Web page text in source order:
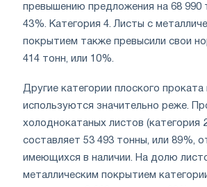
превышению предложения на 68 990
43%. Категория 4. Листы с
покрытием также превысили свои
414 тонн, или 10%.
Другие категории плоского
используются значительно реже.
холоднокатаных листов (категория
составляет 53 493 тонны, или 89%,
имеющихся в наличии. На долю
металлическим покрытием